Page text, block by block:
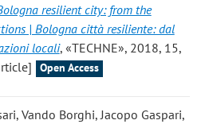
resilient city: from the
| Bologna città resiliente: dal
locali, «TECHNE», 2018, 15,
Open Access
Vando Borghi, Jacopo Gaspari,